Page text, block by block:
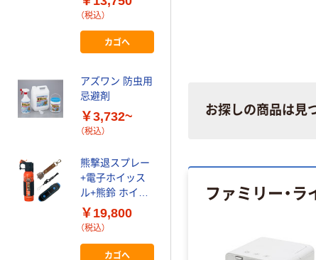
お探しの商品は見
ファミリー・
ル カラビナ付き
音機能付き
KO425
品）
（税込）
カゴへ
アズワン 防虫用
忌避剤
￥3,732~
（税込）
熊撃退スプレー
+電子ホイッス
ル+熊鈴 ホイッ
スル(ブルー)×熊
鈴(茶) 3点 熊ス
￥19,800
（税込）
カゴへ
2054014 1本
￥1,674
MARKSMAN
【鳥獣害対策】